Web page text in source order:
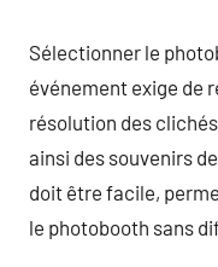
Sélectionner le
événement exige de
résolution des
ainsi des souvenirs
doit être facile,
le photobooth sans